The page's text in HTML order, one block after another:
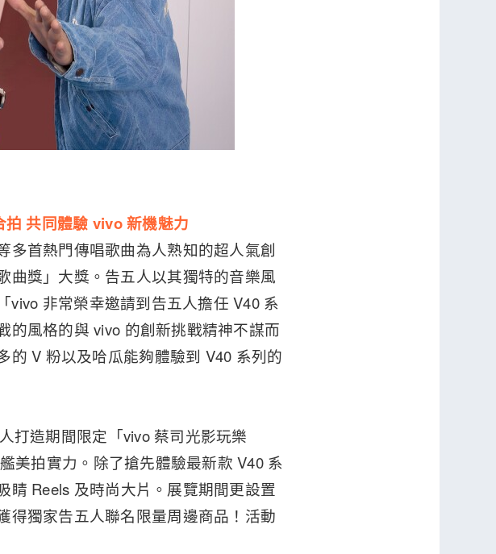
共同體驗 vivo 新機魅力
多首熱門傳唱歌曲為人熟知的超人氣創
曲獎」大獎。告五人以其獨特的音樂風
非常榮幸邀請到告五人擔任 V40 系
的風格的與 vivo 的創新挑戰精神不謀而
的 V 粉以及哈瓜能夠體驗到 V40 系列的
打造期間限定「vivo 蔡司光影玩樂
美拍實力。除了搶先體驗最新款 V40 系
睛 Reels 及時尚大片。展覽期間更設置
得獨家告五人聯名限量周邊商品！活動